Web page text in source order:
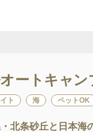
ートキャン
ト 海 ペットOK
北条砂丘と日本海